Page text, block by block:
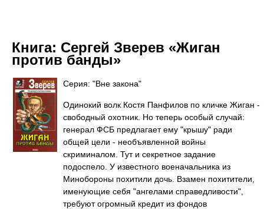
Книга: Сергей Зверев «Жиган
против банды»
Серия: "Вне закона"
Одинокий волк Костя Панфилов по кличке Жиган -
свободный охотник. Но теперь особый случай:
генерал ФСБ предлагает ему "крышу" ради
общей цели - необъявленной войны
скриминалом. Тут и секретное задание
подоспело. У известного военачальника из
Минобороны похитили дочь. Взамен похитители,
именующие себя "ангелами справедливости",
требуют огромный кредит из фондов